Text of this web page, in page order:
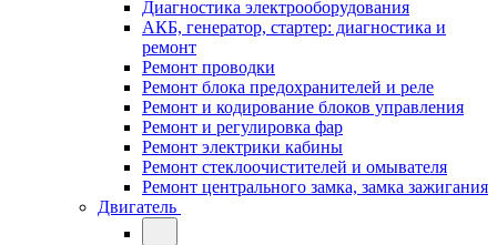
Диагностика электрооборудования
АКБ, генератор, стартер: диагностика и
ремонт
Ремонт проводки
Ремонт блока предохранителей и реле
Ремонт и кодирование блоков управления
Ремонт и регулировка фар
Ремонт электрики кабины
Ремонт стеклоочистителей и омывателя
Ремонт центрального замка, замка зажигания
Двигатель